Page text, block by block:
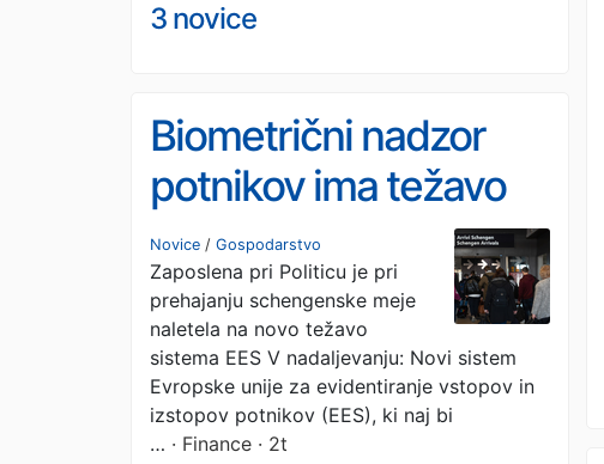
3 novice
Biometrični nadzor
potnikov ima težavo
pri prepoznavanju
enojajčnih dvojčkov
Novice / Gospodarstvo
Zaposlena pri Politicu je pri
prehajanju schengenske meje
naletela na novo težavo
sistema EES V nadaljevanju: Novi sistem
Evropske unije za evidentiranje vstopov in
izstopov potnikov (EES), ki naj bi
… · Finance · 2t